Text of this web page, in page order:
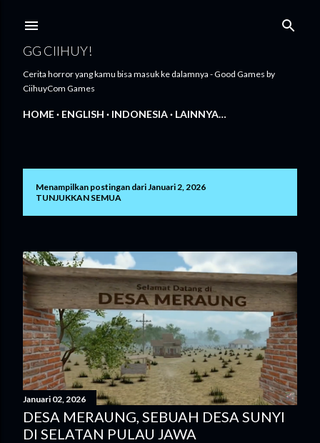
GG CIIHUY!
Cerita horror yang kamu bisa masuk ke dalamnya - Good Games by
CiihuyCom Games
HOME ENGLISH INDONESIA LAINNYA…
s
t
i
n
g
a
n
Menampilkan postingan dari Januari 2, 2026
TUNJUKKAN SEMUA
Januari 02, 2026
DESA MERAUNG, SEBUAH DESA SUNYI
DI SELATAN PULAU JAWA